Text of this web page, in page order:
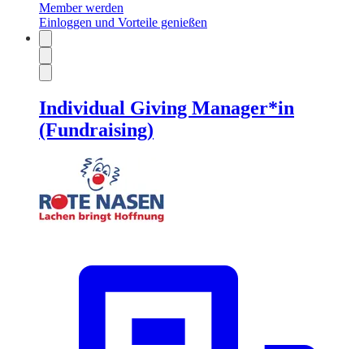
Member werden
Einloggen und Vorteile genießen
Individual Giving Manager*in
(Fundraising)